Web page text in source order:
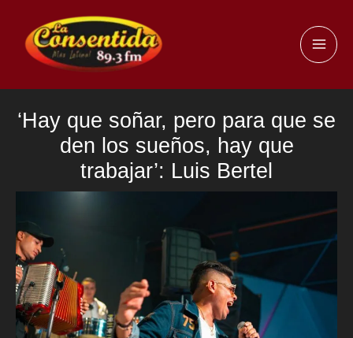
contenido
‘Hay que soñar, pero para que se
den los sueños, hay que
trabajar’: Luis Bertel